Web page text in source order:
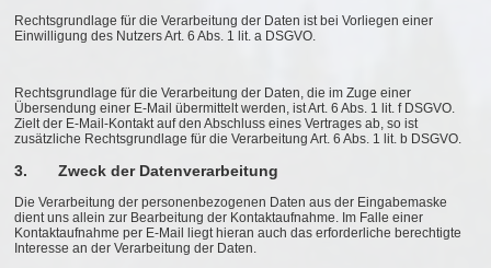
Rechtsgrundlage für die Verarbeitung der Daten ist bei Vorliegen einer
Einwilligung des Nutzers Art. 6 Abs. 1 lit. a DSGVO.
Rechtsgrundlage für die Verarbeitung der Daten, die im Zuge einer
Übersendung einer E-Mail übermittelt werden, ist Art. 6 Abs. 1 lit. f DSGVO.
Zielt der E-Mail-Kontakt auf den Abschluss eines Vertrages ab, so ist
zusätzliche Rechtsgrundlage für die Verarbeitung Art. 6 Abs. 1 lit. b DSGVO.
3. Zweck der Datenverarbeitung
Die Verarbeitung der personenbezogenen Daten aus der Eingabemaske
dient uns allein zur Bearbeitung der Kontaktaufnahme. Im Falle einer
Kontaktaufnahme per E-Mail liegt hieran auch das erforderliche berechtigte
Interesse an der Verarbeitung der Daten.